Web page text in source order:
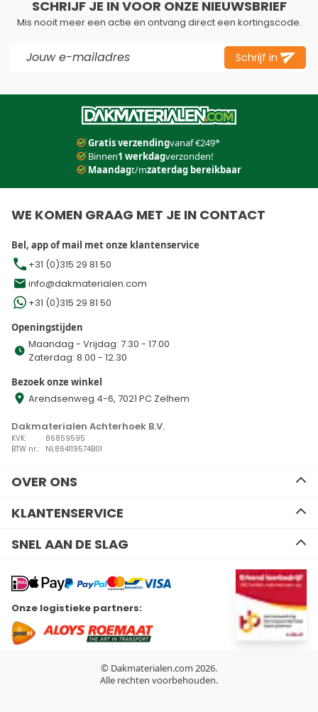
SCHRIJF JE IN VOOR ONZE NIEUWSBRIEF
Mis nooit meer een actie en ontvang direct een kortingscode.
Schrijf in
Gratis verzendingvanaf €249*
Binnen1 werkdagverzonden!
Maandagt/mzaterdag bereikbaar
WE KOMEN GRAAG MET JE IN CONTACT
Bel, app of mail met onze klantenservice
+31 (0)315 29 81 50
info@dakmaterialen.com
+31 (0)315 29 81 50
Openingstijden
Maandag - Vrijdag: 7.30 - 17.00
Zaterdag: 8.00 - 12.30
Bezoek onze winkel
Arendsenweg 4-6, 7021 PC Zelhem
Dakmaterialen Achterhoek B.V.
KVK:
86859595
BTW nr.:
NL864119574B01
OVER ONS
Ons team
Advies
Disclaimer
LinkedinFacebookYoutubeInstagram
KLANTENSERVICE
Zakelijk bestellen
Verzenden en retourneren
Betalen
SNEL AAN DE SLAG
Resitrix dakbedekking
Hertalan dakbedekking
Bitumen dakbedekking
Kunststof dakbedekking
Plat dak Isolatie
Gereedschap
Onze logistieke partners:
© Dakmaterialen.com 2026.
Alle rechten voorbehouden.